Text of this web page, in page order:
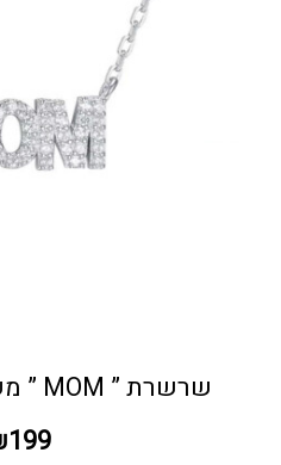
שרשרת ” MOM ” משובצת מכסף
199